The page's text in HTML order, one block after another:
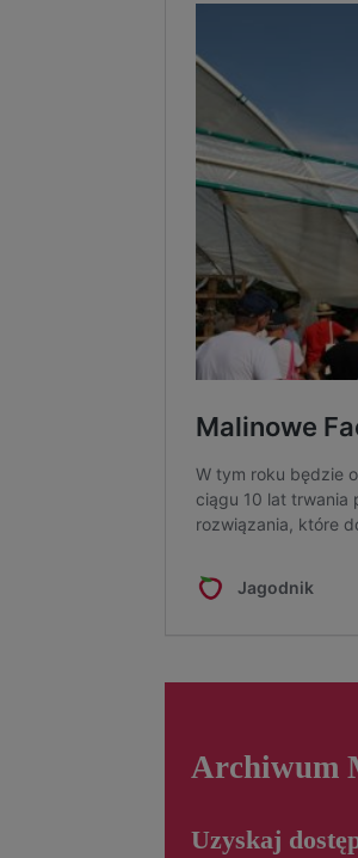
Archiwum
Uzyskaj